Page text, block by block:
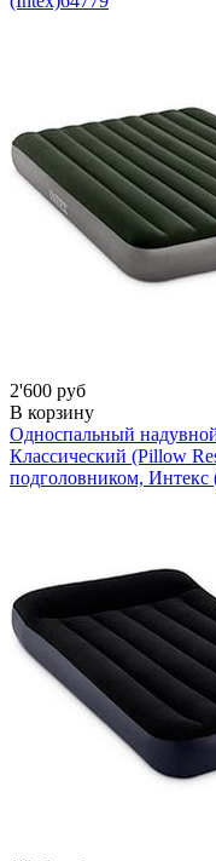
2'600 руб
В корзину
Односпальный
Классический (Pillow
подголовником, Интекс